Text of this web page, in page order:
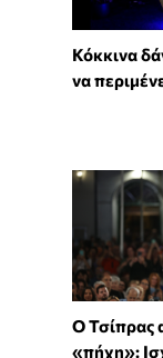
Κόκκινα
να
Ο Τσίπρας
«πήχη»: